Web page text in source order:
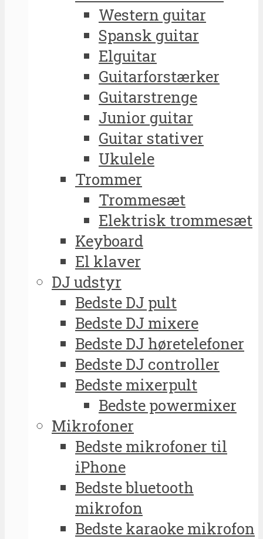
Western guitar
Spansk guitar
Elguitar
Guitarforstærker
Guitarstrenge
Junior guitar
Guitar stativer
Ukulele
Trommer
Trommesæt
Elektrisk trommesæt
Keyboard
El klaver
DJ udstyr
Bedste DJ pult
Bedste DJ mixere
Bedste DJ høretelefoner
Bedste DJ controller
Bedste mixerpult
Bedste powermixer
Mikrofoner
Bedste mikrofoner til
iPhone
Bedste bluetooth
mikrofon
Bedste karaoke mikrofon